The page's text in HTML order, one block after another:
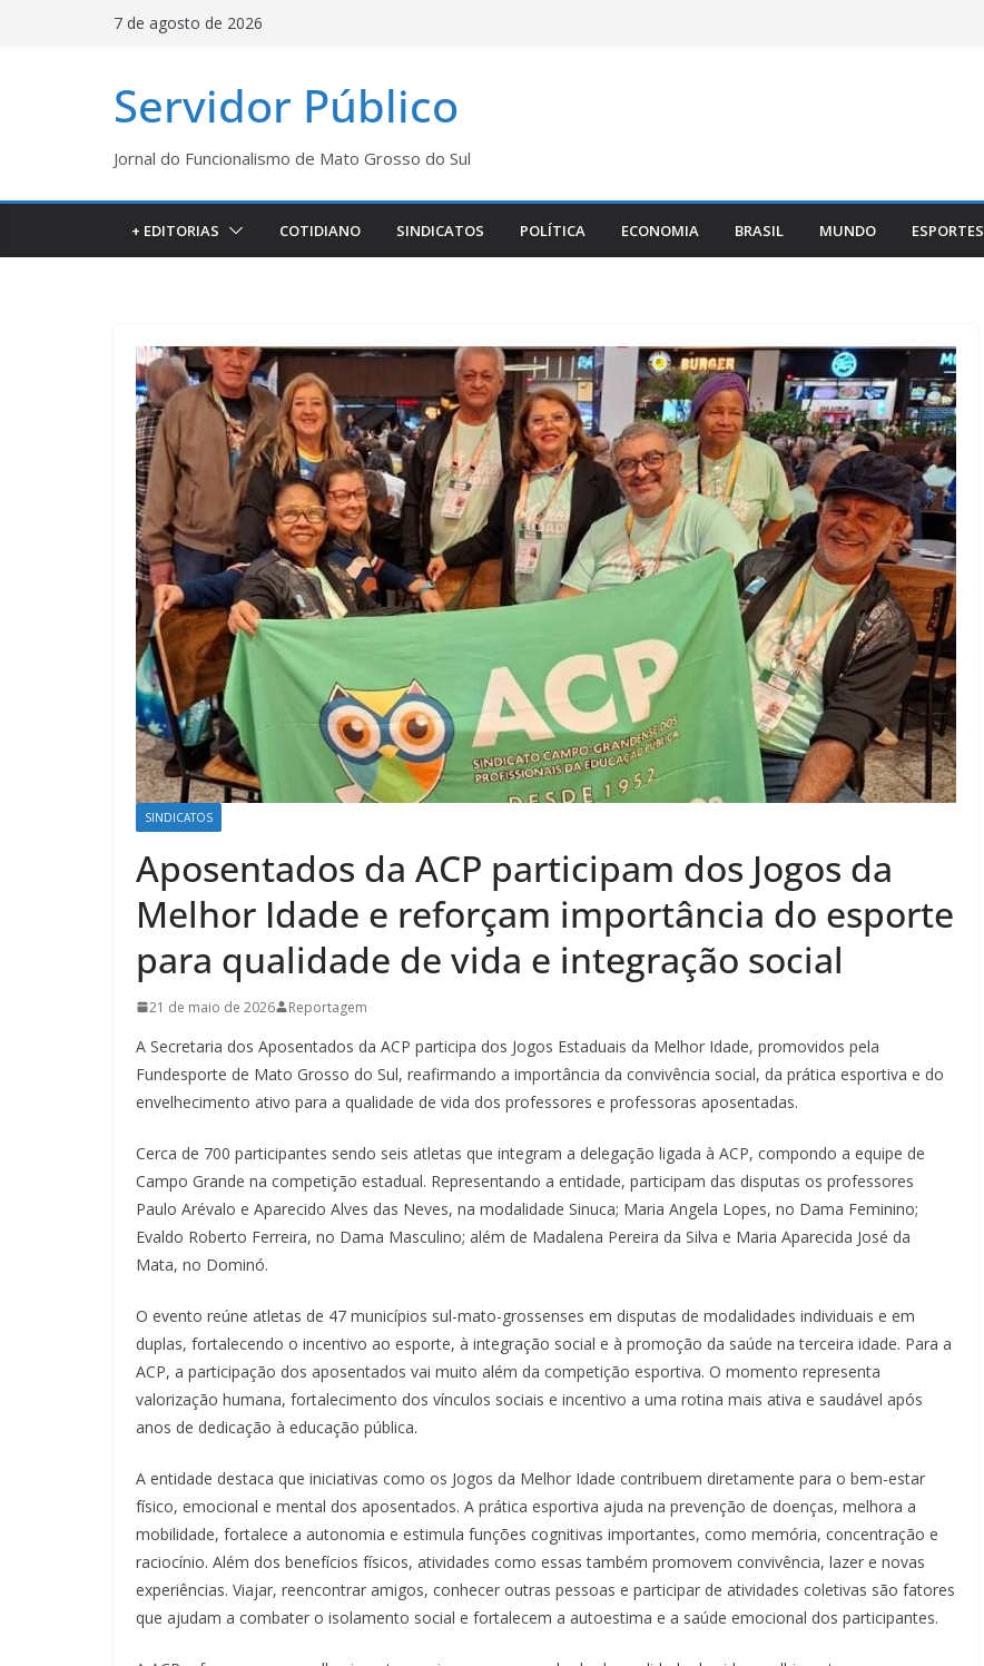
7 de agosto de 2026
Servidor Público
Jornal do Funcionalismo de Mato Grosso do Sul
+ EDITORIAS COTIDIANO SINDICATOS POLÍTICA ECONOMIA BRASIL MUNDO ESPORTES
SINDICATOS
Aposentados da ACP participam dos Jogos da
Melhor Idade e reforçam importância do esporte
para qualidade de vida e integração social
21 de maio de 2026 Reportagem
A Secretaria dos Aposentados da ACP participa dos Jogos Estaduais da Melhor Idade, promovidos pela
Fundesporte de Mato Grosso do Sul, reafirmando a importância da convivência social, da prática esportiva e do
envelhecimento ativo para a qualidade de vida dos professores e professoras aposentadas.
Cerca de 700 participantes sendo seis atletas que integram a delegação ligada à ACP, compondo a equipe de
Campo Grande na competição estadual. Representando a entidade, participam das disputas os professores
Paulo Arévalo e Aparecido Alves das Neves, na modalidade Sinuca; Maria Angela Lopes, no Dama Feminino;
Evaldo Roberto Ferreira, no Dama Masculino; além de Madalena Pereira da Silva e Maria Aparecida José da
Mata, no Dominó.
O evento reúne atletas de 47 municípios sul-mato-grossenses em disputas de modalidades individuais e em
duplas, fortalecendo o incentivo ao esporte, à integração social e à promoção da saúde na terceira idade. Para a
ACP, a participação dos aposentados vai muito além da competição esportiva. O momento representa
valorização humana, fortalecimento dos vínculos sociais e incentivo a uma rotina mais ativa e saudável após
anos de dedicação à educação pública.
A entidade destaca que iniciativas como os Jogos da Melhor Idade contribuem diretamente para o bem-estar
físico, emocional e mental dos aposentados. A prática esportiva ajuda na prevenção de doenças, melhora a
mobilidade, fortalece a autonomia e estimula funções cognitivas importantes, como memória, concentração e
raciocínio. Além dos benefícios físicos, atividades como essas também promovem convivência, lazer e novas
experiências. Viajar, reencontrar amigos, conhecer outras pessoas e participar de atividades coletivas são fatores
que ajudam a combater o isolamento social e fortalecem a autoestima e a saúde emocional dos participantes.